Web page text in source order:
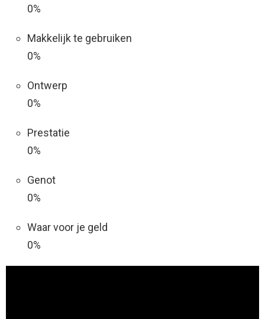
0%
Makkelijk te gebruiken
0%
Ontwerp
0%
Prestatie
0%
Genot
0%
Waar voor je geld
0%